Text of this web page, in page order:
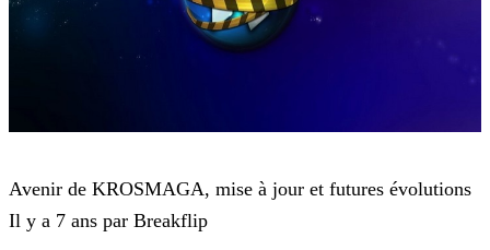
Avenir de KROSMAGA, mise à jour et futures évolutions
Il y a 7 ans par Breakflip